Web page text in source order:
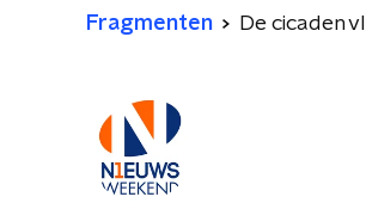
Fragmenten De cicaden